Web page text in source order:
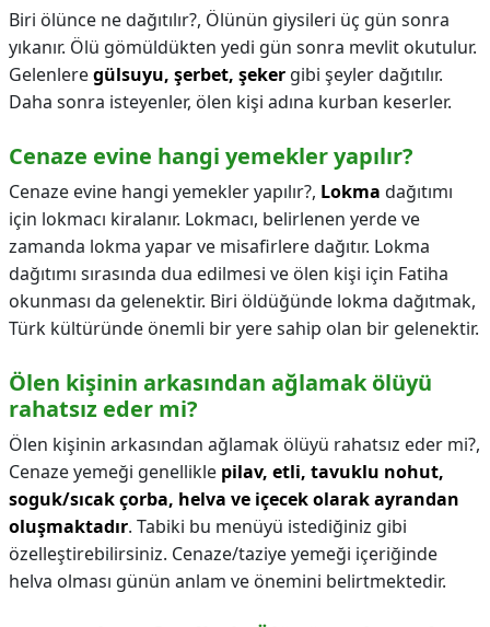
Biri ölünce ne dağıtılır?, Ölünün giysileri üç gün sonra
yıkanır. Ölü gömüldükten yedi gün sonra mevlit okutulur.
Gelenleregülsuyu, şerbet, şeker gibi şeyler dağıtılır.
Daha sonra isteyenler, ölen kişi adına kurban keserler.
Cenaze evine hangi yemekler yapılır?
Cenaze evine hangi yemekler yapılır?, Lokma dağıtımı
için lokmacı kiralanır. Lokmacı, belirlenen yerde ve
zamanda lokma yapar ve misafirlere dağıtır. Lokma
dağıtımı sırasında dua edilmesi ve ölen kişi için Fatiha
okunması da gelenektir. Biri öldüğünde lokma dağıtmak,
Türk kültüründe önemli bir yere sahip olan bir gelenektir.
Ölen kişinin arkasından ağlamak ölüyü
rahatsız eder mi?
Ölen kişinin arkasından ağlamak ölüyü rahatsız eder mi?,
Cenaze yemeği genellikle pilav, etli, tavuklu nohut,
soguk/sıcak çorba, helva ve içecek olarak ayrandan
oluşmaktadır. Tabiki bu menüyü istediğiniz gibi
özelleştirebilirsiniz. Cenaze/taziye yemeği içeriğinde
helva olması günün anlam ve önemini belirtmektedir.